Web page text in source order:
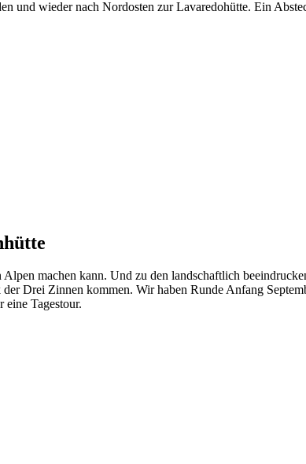
und wieder nach Nordosten zur Lavaredohütte. Ein
machen kann. Und zu den landschaftlich
Drei Zinnen kommen. Wir haben Runde Anfang
Tagestour.